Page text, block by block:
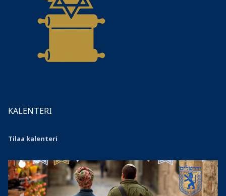
KALENTERI
Tilaa kalenteri